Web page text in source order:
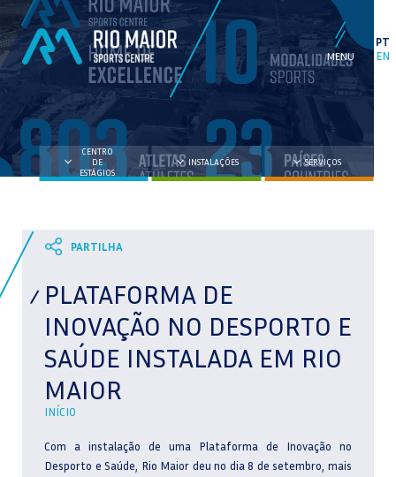
PT
EN
CENTRO
DE
ESTÁGIOS
INSTALAÇÕES SERVIÇOS
PLATAFORMA DE
INOVAÇÃO NO DESPORTO E
SAÚDE INSTALADA EM RIO
MAIOR
INÍCIO
Com a instalação de uma Plataforma de Inovação no
Desporto e Saúde, Rio Maior deu no dia 8 de setembro, mais